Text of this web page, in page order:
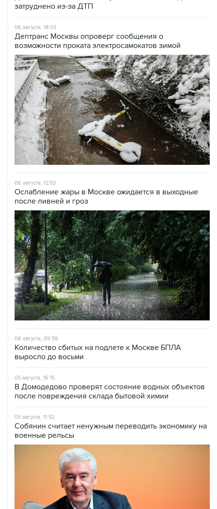
затруднено из-за ДТП
06 августа, 18:03
Дептранс Москвы опроверг сообщения о
возможности проката электросамокатов зимой
06 августа, 12:53
Ослабление жары в Москве ожидается в выходные
после ливней и гроз
06 августа, 09:59
Количество сбитых на подлете к Москве БПЛА
выросло до восьми
05 августа, 16:15
В Домодедово проверят состояние водных объектов
после повреждения склада бытовой химии
05 августа, 11:52
Собянин считает ненужным переводить экономику на
военные рельсы